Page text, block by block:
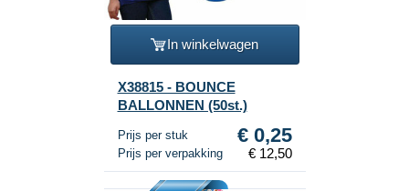
In winkelwagen
X38815 - BOUNCE
BALLONNEN (50st.)
Prijs per stuk € 0,25
Prijs per verpakking € 12,50